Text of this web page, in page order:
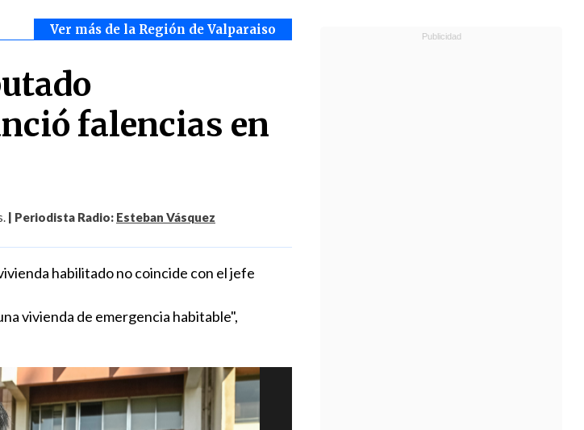
Ver más de la Región de Valparaiso
falencias en
| Periodista Radio: Esteban Vásquez
habilitado no coincide con el jefe
vivienda de emergencia habitable",